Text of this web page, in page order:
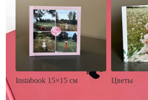
Instabook 15×15 см Цветы